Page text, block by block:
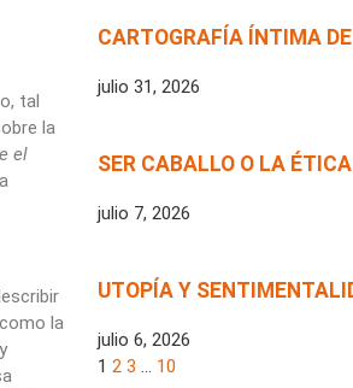
tal
la
el
la
CARTOGRAFÍA ÍNTIMA
julio 31, 2026
SER CABALLO O LA
julio 7, 2026
UTOPÍA Y
julio 6, 2026
1 2 3 … 10